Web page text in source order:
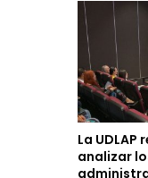
La
analizar